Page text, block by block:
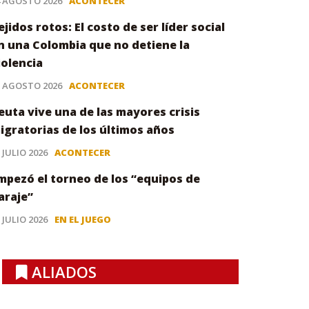
rotos: El costo de ser líder social
una Colombia que no detiene la
AGOSTO 2026 ACONTECER
vive una de las mayores crisis
de los últimos años
JULIO 2026 ACONTECER
el torneo de los “equipos de
JULIO 2026 EN EL JUEGO
ALIADOS